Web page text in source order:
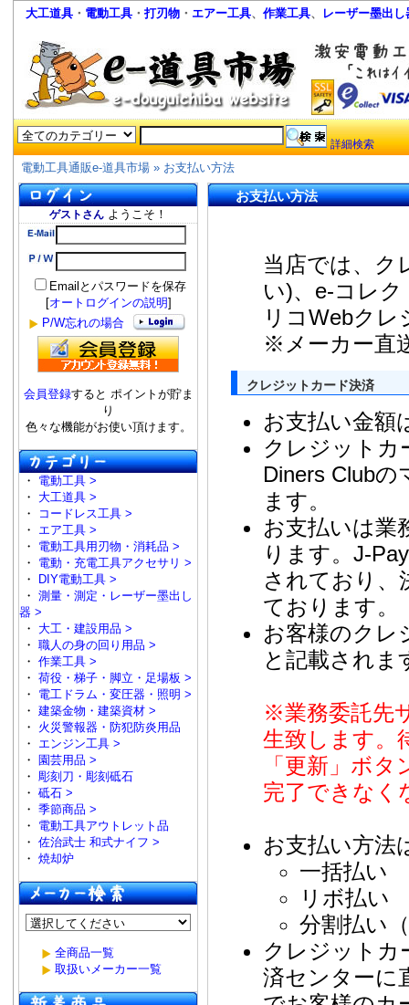
大工道具 ・ 電動工具 ・ 打刃物 ・ エアー工具、 作業工具、 レーザー墨出し
詳細検索
電動工具通販e-道具市場 » お支払い方法
ゲストさん ようこそ！
Emailとパスワードを保存
[オートログインの説明]
P/W忘れの場合
会員登録すると ポイントが貯ま
り
色々な機能がお使い頂けます。
・ 電動工具 >
・ 大工道具 >
・
コードレス工具 >
・ エア工具 >
・ 電動工具用刃物・消耗品 >
・ 電動・充電工具アクセサリ >
・
DIY電動工具 >
・ 測量・測定・レーザー墨出し
器 >
・ 大工・建設用品 >
・ 職人の身の回り用品 >
・ 作業工具 >
・ 荷役・梯子・脚立・足場板 >
・ 電工ドラム・変圧器・照明 >
・ 建築金物・建築資材 >
・ 火災警報器・防犯防炎用品
・ エンジン工具 >
・ 園芸用品 >
・ 彫刻刀・彫刻砥石
・ 砥石 >
・ 季節商品 >
・ 電動工具アウトレット品
・ 佐治武士 和式ナイフ >
・ 焼却炉
全商品一覧
取扱いメーカー一覧
お支払い方法
当店では、ク
い)、e-コレ
リコWebク
※メーカー直
クレジットカード決済
お支払い金額
クレジットカ
Diners Club
ます。
お支払いは業
ります。J-
されており、
ております。
お客様のクレ
と記載されま
※業務委託先
生致します。
「更新」ボ
完了できなく
お支払い方法
一括払い
リボ払い
分割払い
クレジットカ
済センターに